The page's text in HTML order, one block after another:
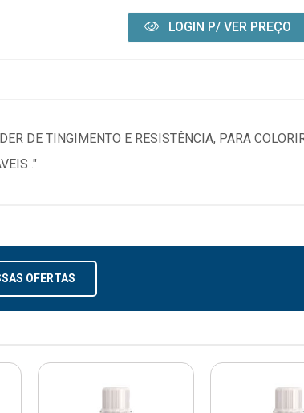
LOGIN P/ VER PREÇO
DE TINGIMENTO E RESISTÊNCIA, PARA
."
OFERTAS